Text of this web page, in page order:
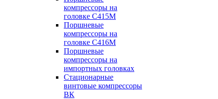
компрессоры на
головке С415М
Поршневые
компрессоры на
головке С416М
Поршневые
компрессоры на
импортных головках
Стационарные
винтовые компрессоры
ВК